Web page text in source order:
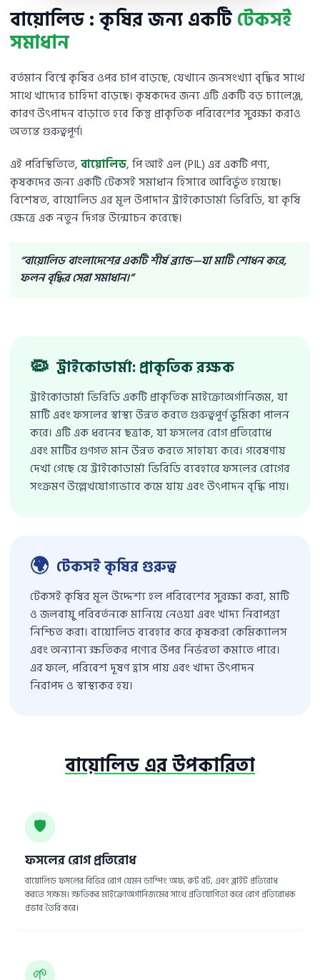
বায়োলিড : কৃষির জন্য একটিটেকসই
সমাধান
বর্তমান বিশ্বে কৃষির ওপর চাপ বাড়ছে, যেখানে জনসংখ্যা বৃদ্ধির সাথে
সাথে খাদ্যের চাহিদা বাড়ছে। কৃষকদের জন্য এটি একটি বড় চ্যালেঞ্জ,
কারণ উৎপাদন বাড়াতে হবে কিন্তু প্রাকৃতিক পরিবেশের সুরক্ষা করাও
অত্যন্ত গুরুত্বপূর্ণ।
এই পরিস্থিতিতে,বায়োলিড, পি আই এল (PIL) এর একটি পণ্য,
কৃষকদের জন্য একটি টেকসই সমাধান হিসাবে আবির্ভূত হয়েছে।
বিশেষত, বায়োলিড এর মূল উপাদান ট্রাইকোডার্মা ভিরিডি, যা কৃষি
ক্ষেত্রে এক নতুন দিগন্ত উন্মোচন করেছে।
“বায়োলিড বাংলাদেশের একটি শীর্ষ ব্র্যান্ড—যা মাটি শোধন করে,
ফলন বৃদ্ধির সেরা সমাধান।”
🦠 ট্রাইকোডার্মা: প্রাকৃতিক রক্ষক
ট্রাইকোডার্মা ভিরিডি একটি প্রাকৃতিক মাইক্রোঅর্গানিজম, যা
মাটি এবং ফসলের স্বাস্থ্য উন্নত করতে গুরুত্বপূর্ণ ভূমিকা পালন
করে। এটি এক ধরনের ছত্রাক, যা ফসলের রোগ প্রতিরোধে
এবং মাটির গুণগত মান উন্নত করতে সাহায্য করে। গবেষণায়
দেখা গেছে যে ট্রাইকোডার্মা ভিরিডি ব্যবহারে ফসলের রোগের
সংক্রমণ উল্লেখযোগ্যভাবে কমে যায় এবং উৎপাদন বৃদ্ধি পায়।
🌍 টেকসই কৃষির গুরুত্ব
টেকসই কৃষির মূল উদ্দেশ্য হল পরিবেশের সুরক্ষা করা, মাটি
ও জলবায়ু পরিবর্তনকে মানিয়ে নেওয়া এবং খাদ্য নিরাপত্তা
নিশ্চিত করা। বায়োলিড ব্যবহার করে কৃষকরা কেমিক্যালস
এবং অন্যান্য ক্ষতিকর পণ্যের উপর নির্ভরতা কমাতে পারে।
এর ফলে, পরিবেশ দূষণ হ্রাস পায় এবং খাদ্য উৎপাদন
নিরাপদ ও স্বাস্থ্যকর হয়।
বায়োলিড এর উপকারিতা
🛡️
ফসলের রোগ প্রতিরোধ
বায়োলিড ফসলের বিভিন্ন রোগ যেমন ডাম্পিং অফ, রুট রট, এবং ব্লাইট প্রতিরোধ
করতে সক্ষম। ক্ষতিকর মাইক্রোঅর্গানিজমের সাথে প্রতিযোগিতা করে রোগ প্রতিরোধক
প্রভাব তৈরি করে।
🌱